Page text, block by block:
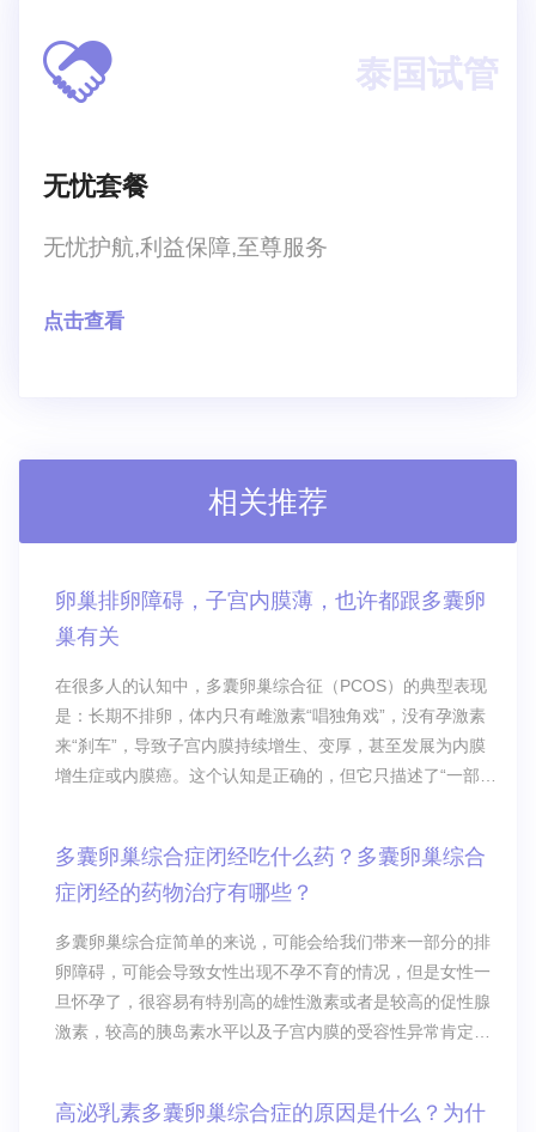
泰国试管
无忧套餐
无忧护航,利益保障,至尊服务
点击查看
相关推荐
卵巢排卵障碍，子宫内膜薄，也许都跟多囊卵
巢有关
在很多人的认知中，多囊卵巢综合征（PCOS）的典型表现
是：长期不排卵，体内只有雌激素“唱独角戏”，没有孕激素
来“刹车”，导致子宫内膜持续增生、变厚，甚至发展为内膜
增生症或内膜癌。这个认知是正确的，但它只描述了“一部
多囊卵巢综合症闭经吃什么药？多囊卵巢综合
症闭经的药物治疗有哪些？
多囊卵巢综合症简单的来说，可能会给我们带来一部分的排
卵障碍，可能会导致女性出现不孕不育的情况，但是女性一
旦怀孕了，很容易有特别高的雄性激素或者是较高的促性腺
激素，较高的胰岛素水平以及子宫内膜的受容性异常肯定也
说，可能会给我们带来一部分的排卵障碍，可能会导致女性
高泌乳素多囊卵巢综合症的原因是什么？为什